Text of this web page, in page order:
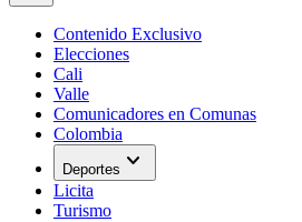
Contenido Exclusivo
Elecciones
Cali
Valle
Comunicadores en Comunas
Colombia
Deportes expand_more
Licita
Turismo